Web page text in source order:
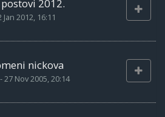
2012.
Jan 2012, 16:11
nickova
-27 Nov 2005, 20:14